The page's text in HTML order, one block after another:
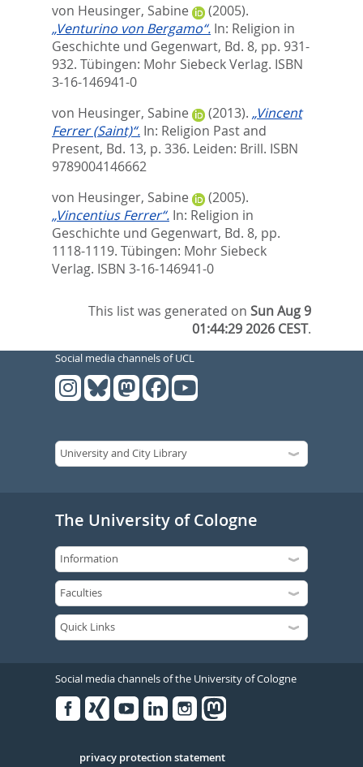
von Heusinger, Sabine
(2005).
„Venturino von Bergamo“. In: Religion in
Geschichte und Gegenwart, Bd. 8, pp. 931-
932. Tübingen: Mohr Siebeck Verlag. ISBN
3-16-146941-0
von Heusinger, Sabine
(2013). „Vincent
Ferrer (Saint)“. In: Religion Past and
Present, Bd. 13, p. 336. Leiden: Brill. ISBN
9789004146662
von Heusinger, Sabine
(2005).
„Vincentius Ferrer“. In: Religion in
Geschichte und Gegenwart, Bd. 8, pp.
1118-1119. Tübingen: Mohr Siebeck
Verlag. ISBN 3-16-146941-0
This list was generated onSun Aug 9
01:44:29 2026 CEST.
Social media channels of UCL
The University of Cologne
Social media channels of the University of Cologne
Serivce
privacy protection statement